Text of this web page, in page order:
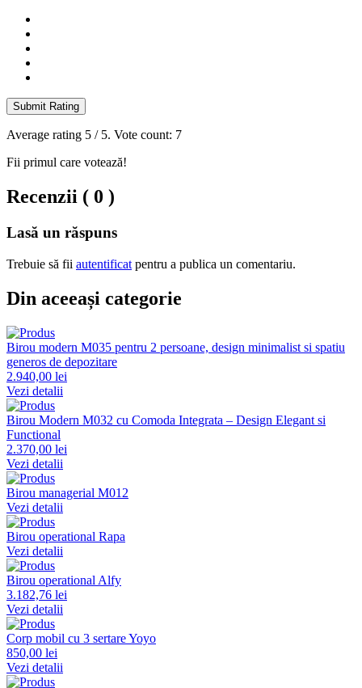
Submit Rating
Average rating 5 / 5. Vote count: 7
Fii primul care votează!
Recenzii ( 0 )
Lasă un răspuns
Trebuie să fii autentificat pentru a publica un comentariu.
Din aceeași categorie
Birou modern M035 pentru 2 persoane, design minimalist si spatiu
generos de depozitare
2.940,00 lei
Vezi detalii
Birou Modern M032 cu Comoda Integrata – Design Elegant si
Functional
2.370,00 lei
Vezi detalii
Birou managerial M012
Vezi detalii
Birou operational Rapa
Vezi detalii
Birou operational Alfy
3.182,76 lei
Vezi detalii
Corp mobil cu 3 sertare Yoyo
850,00 lei
Vezi detalii